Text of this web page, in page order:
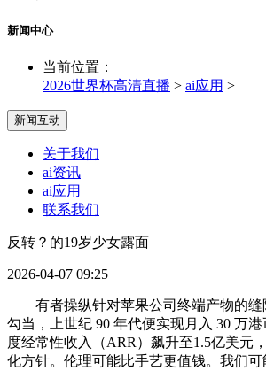
新闻中心
当前位置：
2026世界杯高清直播 > ai应用 >
新闻互动
关于我们
ai资讯
ai应用
联系我们
反转？的19岁少女露面
2026-04-07 09:25
有者操纵针对苹果公司终端产物的缝
勾当，上世纪 90 年代便实现月入 30 万
度经常性收入（ARR）飙升至1.5亿美元
化方针。伦理可能比手艺更值钱。我们